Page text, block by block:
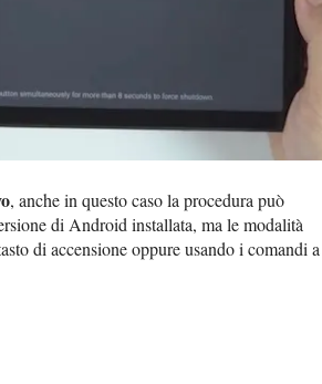
, anche in questo caso la procedura può
di Android installata, ma le modalità
di accensione oppure usando i comandi a